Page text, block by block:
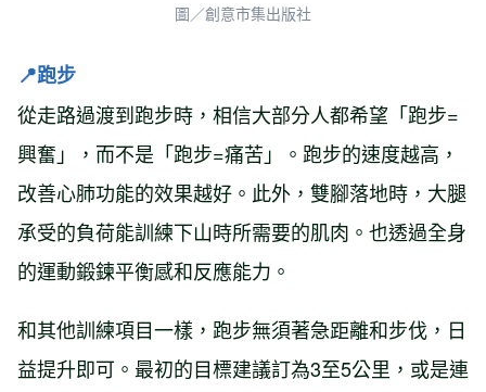
圖／創意市集出版社
📍跑步
從走路過渡到跑步時，相信大部分人都希望「跑步=
興奮」，而不是「跑步=痛苦」。跑步的速度越高，
改善心肺功能的效果越好。此外，雙腳落地時，大腿
承受的負荷能訓練下山時所需要的肌肉。也透過全身
的運動鍛鍊平衡感和反應能力。
和其他訓練項目一樣，跑步無須著急距離和步伐，日
益提升即可。最初的目標建議訂為3至5公里，或是連